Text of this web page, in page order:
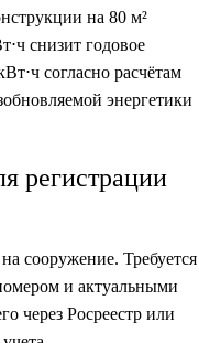
на 80 м²
снизит годовое
согласно расчётам
энергетики
регистрации
сооружение. Требуется
и актуальными
через Росреестр или